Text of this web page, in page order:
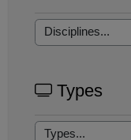
Types